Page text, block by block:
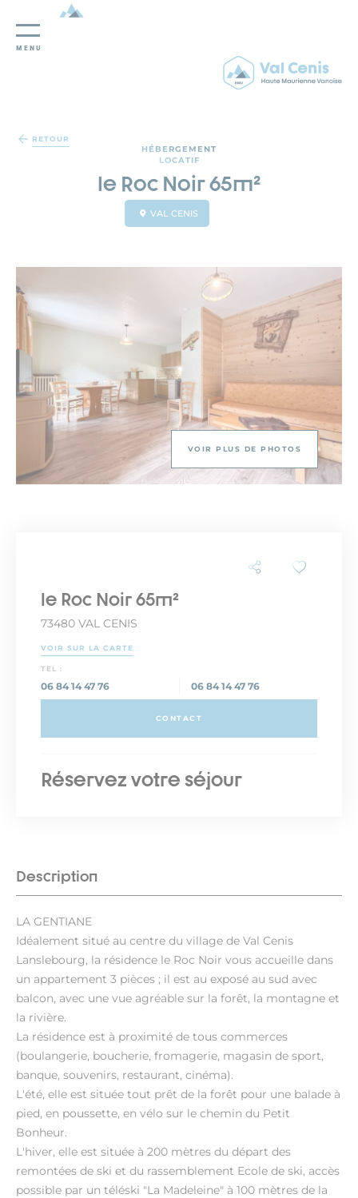
MENU
RETOUR
HÉBERGEMENT
LOCATIF
le Roc Noir 65m²
VAL CENIS
VOIR PLUS DE PHOTOS
Description
LA GENTIANE
Idéalement situé au centre du village de Val Cenis
Lanslebourg, la résidence le Roc Noir vous accueille dans
un appartement 3 pièces ; il est au exposé au sud avec
balcon, avec une vue agréable sur la forêt, la montagne et
la rivière.
La résidence est à proximité de tous commerces
(boulangerie, boucherie, fromagerie, magasin de sport,
banque, souvenirs, restaurant, cinéma).
L'été, elle est située tout prêt de la forêt pour une balade à
pied, en poussette, en vélo sur le chemin du Petit
Bonheur.
L'hiver, elle est située à 200 mètres du départ des
remontées de ski et du rassemblement Ecole de ski, accès
possible par un téléski "La Madeleine" à 100 mètres de la
le Roc Noir 65m²
73480 VAL CENIS
VOIR SUR LA CARTE
TEL :
06 84 14 47 76 06 84 14 47 76
CONTACT
Réservez votre séjour